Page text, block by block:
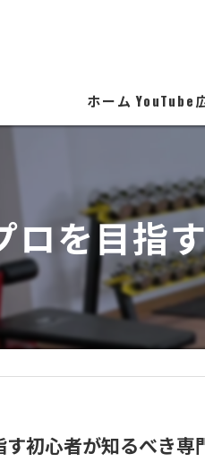
ホーム YouTube
ロを目指
す初心者が知るべき専